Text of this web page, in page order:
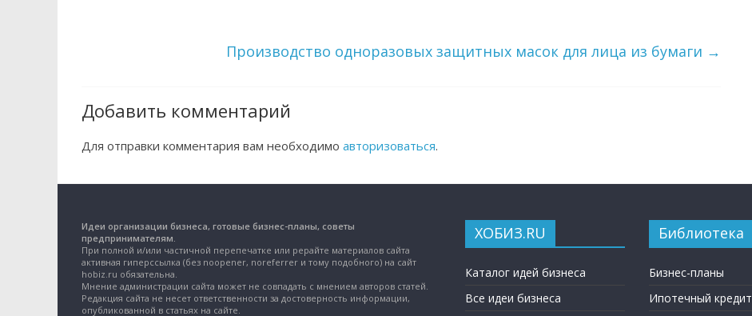
Производство одноразовых защитных масок для лица из бумаги →
Добавить комментарий
Для отправки комментария вам необходимо авторизоваться.
Идеи организации бизнеса, готовые бизнес-планы, советы
предпринимателям.
При полной и/или частичной перепечатке или рерайте материалов сайта
активная гиперссылка (без noopener, noreferrer и тому подобного) на сайт
hobiz.ru обязательна.
Мнение администрации сайта может не совпадать с мнением авторов статей.
Редакция сайта не несет ответственности за достоверность информации,
опубликованной в статьях на сайте.
ХОБИЗ.RU
Каталог идей бизнеса
Все идеи бизнеса
Библиотека
Бизнес-планы
Ипотечный кредит